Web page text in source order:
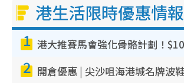
港生活限時優惠情報
1
2